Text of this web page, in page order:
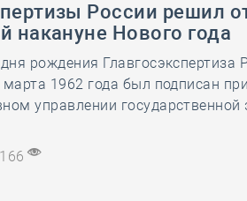
России решил
накануне Нового года
рождения Главгосэкспертиза
1962 года был подписан
управлении государственной